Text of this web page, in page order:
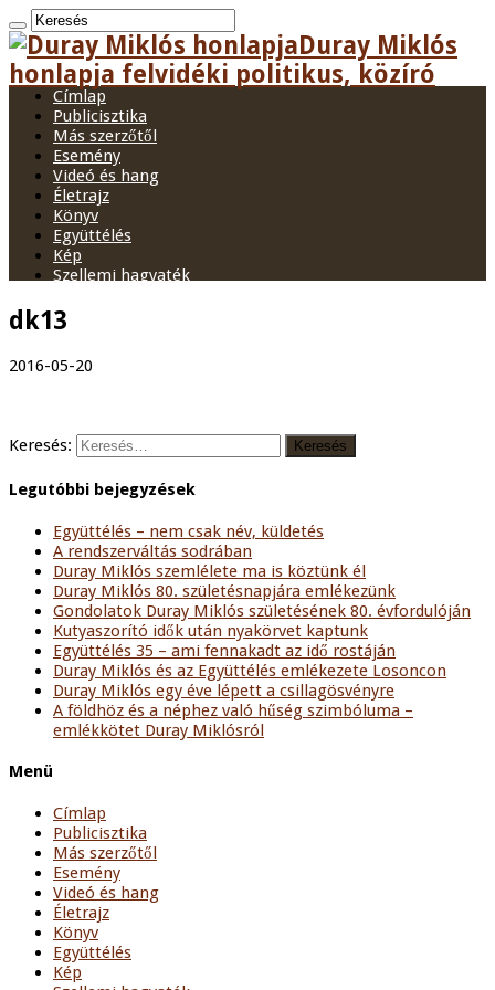
Duray Miklós
honlapja felvidéki politikus, közíró
Címlap
Publicisztika
Más szerzőtől
Esemény
Videó és hang
Életrajz
Könyv
Együttélés
Kép
Szellemi hagyaték
dk13
2016-05-20
Keresés:
Legutóbbi bejegyzések
Együttélés – nem csak név, küldetés
A rendszerváltás sodrában
Duray Miklós szemlélete ma is köztünk él
Duray Miklós 80. születésnapjára emlékezünk
Gondolatok Duray Miklós születésének 80. évfordulóján
Kutyaszorító idők után nyakörvet kaptunk
Együttélés 35 – ami fennakadt az idő rostáján
Duray Miklós és az Együttélés emlékezete Losoncon
Duray Miklós egy éve lépett a csillagösvényre
A földhöz és a néphez való hűség szimbóluma –
emlékkötet Duray Miklósról
Menü
Címlap
Publicisztika
Más szerzőtől
Esemény
Videó és hang
Életrajz
Könyv
Együttélés
Kép